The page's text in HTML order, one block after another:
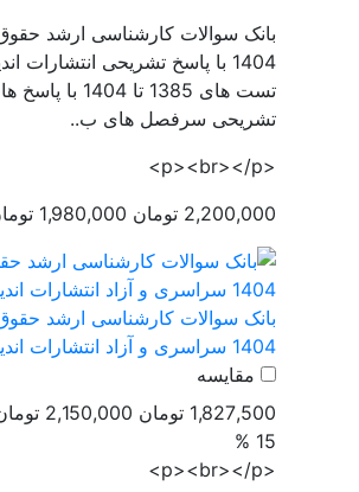
1404 با پاسخ تشریحی انتشارات
تست های 1385 تا 1404 با
تشریحی سرفصل های ب..
2,200,000 تومان
1,980,000 تومان
1404 سراسری و آزاد انتشارات اندیشه ارشد
مقایسه
1,827,500 تومان
2,150,000 تومان
15 %